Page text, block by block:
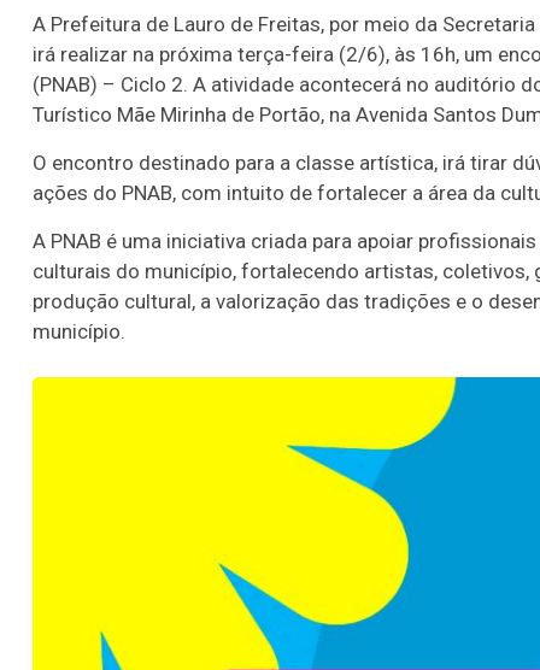
A Prefeitura de Lauro de Freitas, por meio da
irá realizar na próxima terça-feira (2/6), às 16h, um
(PNAB) – Ciclo 2. A atividade acontecerá no auditório
Turístico Mãe Mirinha de Portão, na Avenida Santos
O encontro destinado para a classe artística, irá tirar
ações do PNAB, com intuito de fortalecer a área da
A PNAB é uma iniciativa criada para apoiar
culturais do município, fortalecendo artistas,
produção cultural, a valorização das tradições e o
município.